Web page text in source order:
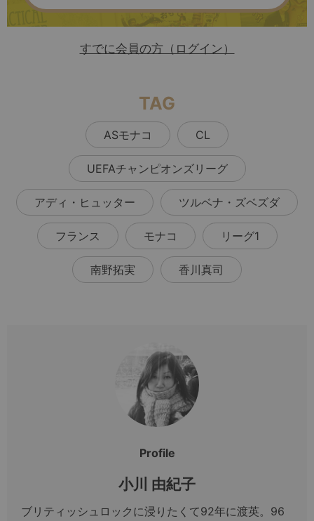
すでに会員の方（ログイン）
TAG
ASモナコ CL
UEFAチャンピオンズリーグ
アディ・ヒュッター ツルベナ・ズベズダ
フランス モナコ リーグ1
南野拓実 香川真司
Profile
小川 由紀子
ブリティッシュロックに浸りたくて92年に渡英。96